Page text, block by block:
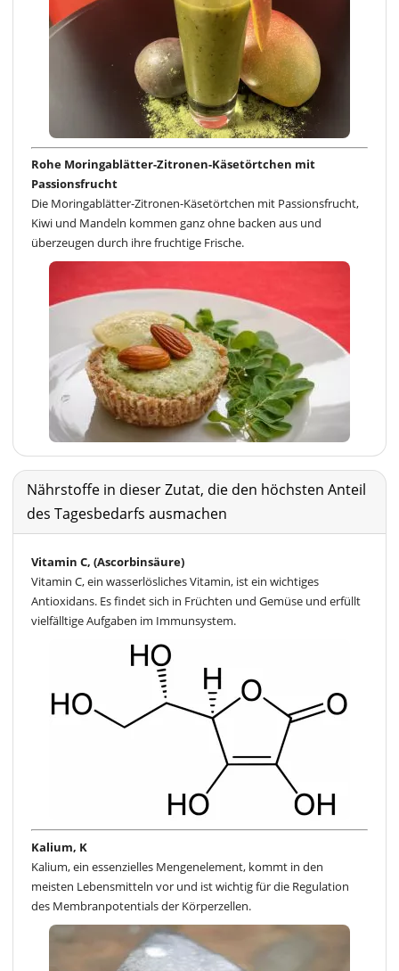
Rohe Moringablätter-Zitronen-Käsetörtchen mit
Passionsfrucht
Die Moringablätter-Zitronen-Käsetörtchen mit Passionsfrucht,
Kiwi und Mandeln kommen ganz ohne backen aus und
überzeugen durch ihre fruchtige Frische.
Nährstoffe in dieser Zutat, die den höchsten Anteil
des Tagesbedarfs ausmachen
Vitamin C, (Ascorbinsäure)
Vitamin C, ein wasserlösliches Vitamin, ist ein wichtiges
Antioxidans. Es findet sich in Früchten und Gemüse und erfüllt
vielfälltige Aufgaben im Immunsystem.
Kalium, K
Kalium, ein essenzielles Mengenelement, kommt in den
meisten Lebensmitteln vor und ist wichtig für die Regulation
des Membranpotentials der Körperzellen.